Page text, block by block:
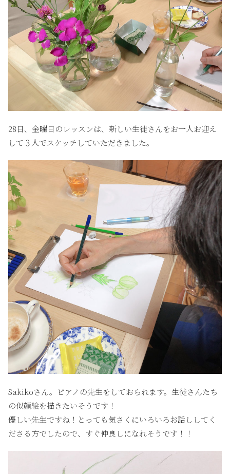
28日、金曜日のレッスンは、新しい生徒さんをお一人お迎え
して３人でスケッチしていただきました。
Sakikoさん。ピアノの先生をしておられます。生徒さんたち
の似顔絵を描きたいそうです！
優しい先生ですね！とっても気さくにいろいろお話ししてく
ださる方でしたので、すぐ仲良しになれそうです！！